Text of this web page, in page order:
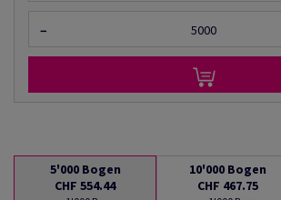
−
5'000 Bogen
CHF 554.44
10'000 Bogen
CHF 467.75